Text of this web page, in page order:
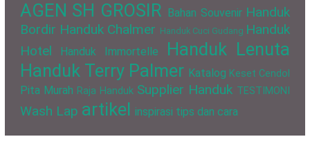
AGEN SH GROSIR Bahan Souvenir Handuk
Bordir Handuk Chalmer Handuk Cuci Gudang Handuk
Hotel
Handuk Immortelle
Handuk Lenuta
Handuk Terry Palmer Katalog Keset Cendol
Pita Murah Raja Handuk Supplier Handuk TESTIMONI
Wash Lap artikel inspirasi tips dan cara